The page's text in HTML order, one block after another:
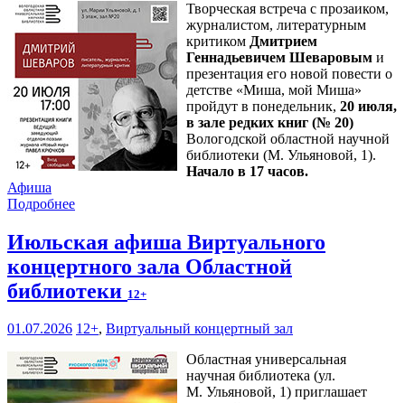
Творческая встреча с прозаиком,
журналистом, литературным
критиком Дмитрием
Геннадьевичем Шеваровым и
презентация его новой повести о
детстве «Миша, мой Миша»
пройдут в понедельник, 20 июля,
в зале редких книг (№ 20)
Вологодской областной научной
библиотеки (М. Ульяновой, 1).
Начало в 17 часов.
Афиша
Подробнее
Июльская афиша Виртуального
концертного зала Областной
библиотеки 12+
01.07.2026 12+, Виртуальный концертный зал
Областная универсальная
научная библиотека (ул.
М. Ульяновой, 1) приглашает